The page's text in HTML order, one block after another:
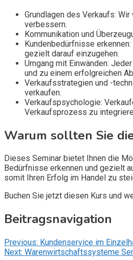
Grundlagen des Verkaufs:
verbessern.
Kommunikation und
Kundenbedürfnisse
gezielt darauf einzugehen.
Umgang mit Einwänden:
und zu einem erfolgreichen
Verkaufsstrategien und -
verkaufen.
Verkaufspsychologie:
Verkaufsprozess zu
Warum sollten Sie
Dieses Seminar bietet Ihnen die
Bedürfnisse erkennen und gezielt
somit Ihren Erfolg im Handel zu
Buchen Sie jetzt diesen Kurs und
Beitragsnavigation
Previous: Kundenservice im
Next: Warenwirtschaftssysteme